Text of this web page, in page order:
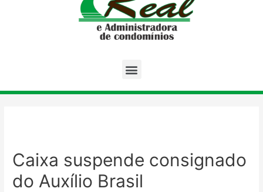
Caixa suspende consignado
do Auxílio Brasil